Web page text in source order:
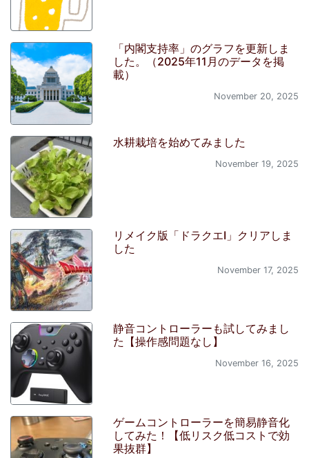
「内閣支持率」のグラフを更新しま
した。（2025年11月のデータを掲
載）
November 20, 2025
水耕栽培を始めてみました
November 19, 2025
リメイク版「ドラクエI」クリアしま
した
November 17, 2025
静音コントローラーも試してみまし
た【操作感問題なし】
November 16, 2025
ゲームコントローラーを簡易静音化
してみた！【低リスク低コストで効
果抜群】